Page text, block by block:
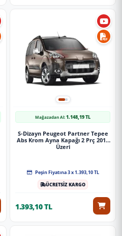
Mağazadan Al:1.148,19 TL
S-Dizayn Peugeot Partner Tepee
Abs Krom Ayna Kapağı 2 Prç 2012
Üzeri
Peşin Fiyatına 3 x 1.393,10 TL
ÜCRETSİZ KARGO
1.393,10 TL